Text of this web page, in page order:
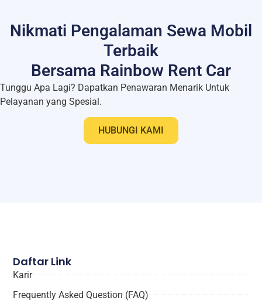
Nikmati Pengalaman Sewa Mobil
Terbaik
Bersama Rainbow Rent Car
Tunggu Apa Lagi? Dapatkan Penawaran Menarik Untuk
Pelayanan yang Spesial.
HUBUNGI KAMI
Daftar Link
Karir
Frequently Asked Question (FAQ)